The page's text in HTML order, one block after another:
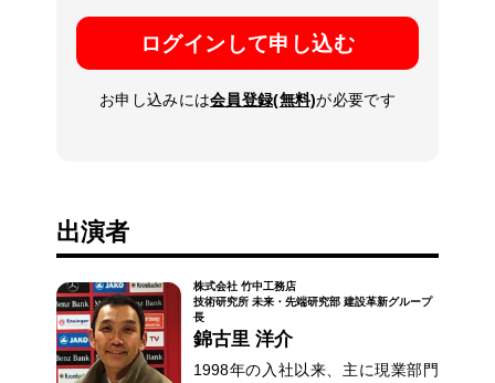
ログインして申し込む
お申し込みには会員登録(無料)が必要です
出演者
株式会社 竹中工務店
技術研究所 未来・先端研究部 建設革新グループ
長
錦古里 洋介
1998年の入社以来、主に現業部門